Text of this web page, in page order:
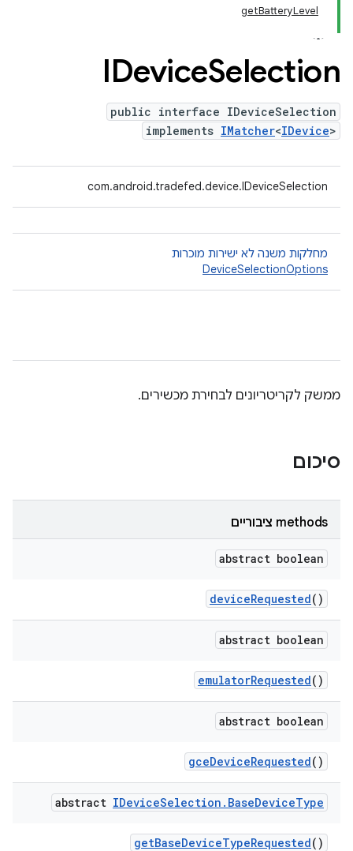
getBatteryLevel
IDeviceSelection
public interface IDeviceSelection
implements IMatcher<IDevice>
com.android.tradefed.device.IDeviceSelection
מחלקות משנה לא ישירות מוכרות
DeviceSelectionOptions
ממשק לקריטריונים לבחירת מכשירים.
סיכום
‫methods ציבוריים
abstract boolean
deviceRequested()
abstract boolean
emulatorRequested()
abstract boolean
gceDeviceRequested()
abstract IDeviceSelection . BaseDeviceType
getBaseDeviceTypeRequested()